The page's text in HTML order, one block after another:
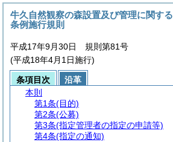
牛久自然観察の森設置及び管理に関する
条例施行規則
平成17年9月30日 規則第81号
(平成18年4月1日施行)
条項目次
沿革
本則
第1条(目的)
第2条(公募)
第3条(指定管理者の指定の申請等)
第4条(指定の通知)